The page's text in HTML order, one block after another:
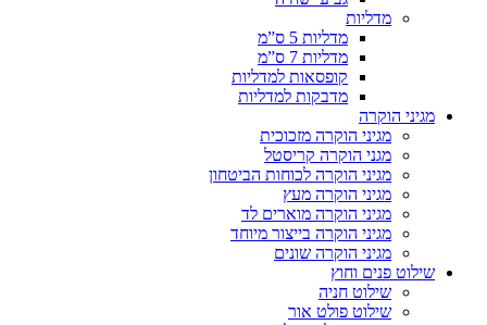
מדליות
מדליות 5 ס”מ
מדליות 7 ס”מ
קופסאות למדליות
מדבקות למדליות
מגיני הוקרה
מגיני הוקרה מזכוכית
מגני הוקרה קריסטל
מגיני הוקרה לכוחות הביטחון
מגיני הוקרה מעץ
מגיני הוקרה מוארים לד
מגיני הוקרה בייצור מיוחד
מגיני הוקרה שונים
שילוט פנים וחוץ
שילוט חניה
שילוט פולט אור